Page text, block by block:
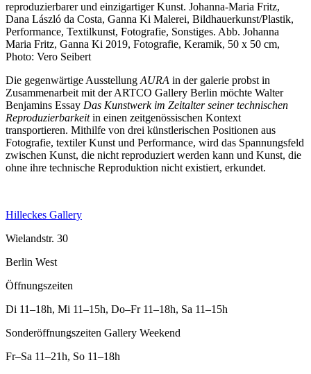
reproduzierbarer und einzigartiger Kunst. Johanna-Maria Fritz,
Dana László da Costa, Ganna Ki Malerei, Bildhauerkunst/Plastik,
Performance, Textilkunst, Fotografie, Sonstiges. Abb. Johanna
Maria Fritz, Ganna Ki 2019, Fotografie, Keramik, 50 x 50 cm,
Photo: Vero Seibert
Die gegenwärtige Ausstellung AURA in der galerie probst in
Zusammenarbeit mit der ARTCO Gallery Berlin möchte Walter
Benjamins Essay Das Kunstwerk im Zeitalter seiner technischen
Reproduzierbarkeitin einen zeitgenössischen Kontext
transportieren. Mithilfe von drei künstlerischen Positionen aus
Fotografie, textiler Kunst und Performance, wird das Spannungsfeld
zwischen Kunst, die nicht reproduziert werden kann und Kunst, die
ohne ihre technische Reproduktion nicht existiert, erkundet.
Hilleckes Gallery
Wielandstr. 30
Berlin West
Öffnungszeiten
Di 11–18h, Mi 11–15h, Do–Fr 11–18h, Sa 11–15h
Sonderöffnungszeiten Gallery Weekend
Fr–Sa 11–21h, So 11–18h